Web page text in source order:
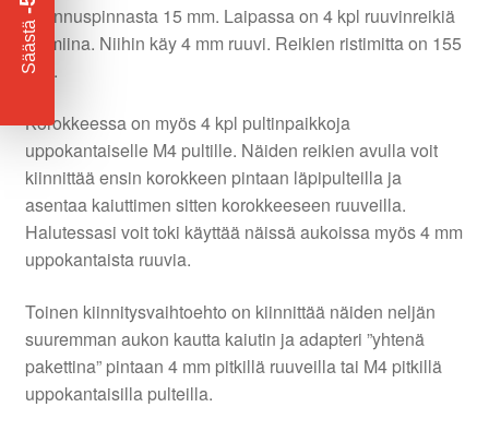
asennuspinnasta 15 mm. Laipassa on 4 kpl ruuvinreikiä
valmiina. Niihin käy 4 mm ruuvi. Reikien ristimitta on 155
mm.
Korokkeessa on myös 4 kpl pultinpaikkoja
uppokantaiselle M4 pultille. Näiden reikien avulla voit
kiinnittää ensin korokkeen pintaan läpipulteilla ja
asentaa kaiuttimen sitten korokkeeseen ruuveilla.
Halutessasi voit toki käyttää näissä aukoissa myös 4 mm
uppokantaista ruuvia.
Toinen kiinnitysvaihtoehto on kiinnittää näiden neljän
suuremman aukon kautta kaiutin ja adapteri ”yhtenä
pakettina” pintaan 4 mm pitkillä ruuveilla tai M4 pitkillä
uppokantaisilla pulteilla.
Säästä